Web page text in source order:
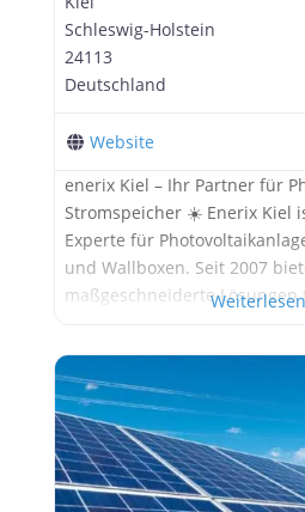
Schleswig-Holstein
24113
Deutschland
Website
enerix Kiel – Ihr Partner für
Stromspeicher ☀️ Enerix Kiel
Experte für
und Wallboxen. Seit 2007
maßgeschneiderte
Planung bis zur Installation.
Stromkosten nachhaltig zu
unabhängiger von
Alle Informationen